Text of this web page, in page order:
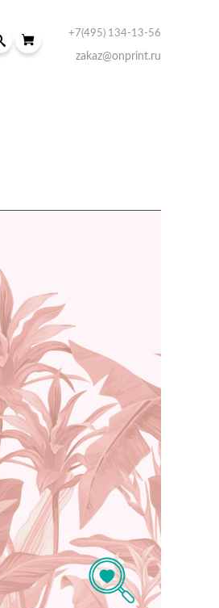
+7(495) 134-13-56
zakaz@onprint.ru